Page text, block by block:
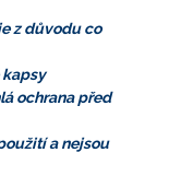
z důvodu co
kapsy
ochrana před
a nejsou